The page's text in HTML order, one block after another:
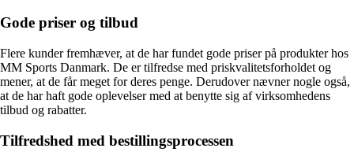
Gode priser og tilbud
Flere kunder fremhæver, at de har fundet gode priser på produkter hos
MM Sports Danmark. De er tilfredse med priskvalitetsforholdet og
mener, at de får meget for deres penge. Derudover nævner nogle også,
at de har haft gode oplevelser med at benytte sig af virksomhedens
tilbud og rabatter.
Tilfredshed med bestillingsprocessen